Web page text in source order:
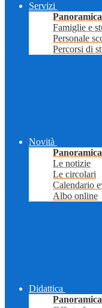
Servizi
Panoramica
Famiglie e
Personale
Percorsi di
Novità
Panoramica
Le notizie
Le circolari
Calendario
Albo online
Didattica
Panoramica